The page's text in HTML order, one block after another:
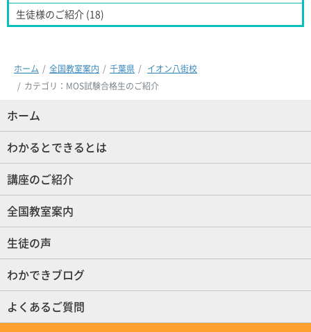
生徒様のご紹介 (18)
ホーム 全国教室案内 千葉県
イオン八街校
カテゴリ：MOS試験合格生のご紹介
ホーム
わかるとできるとは
講座のご紹介
全国教室案内
生徒の声
わかできブログ
よくあるご質問